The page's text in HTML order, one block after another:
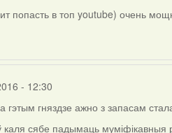
попасть в топ youtube) очень
- 12:30
гняздзе ажно з запасам
сябе падымаць муміфікавныя